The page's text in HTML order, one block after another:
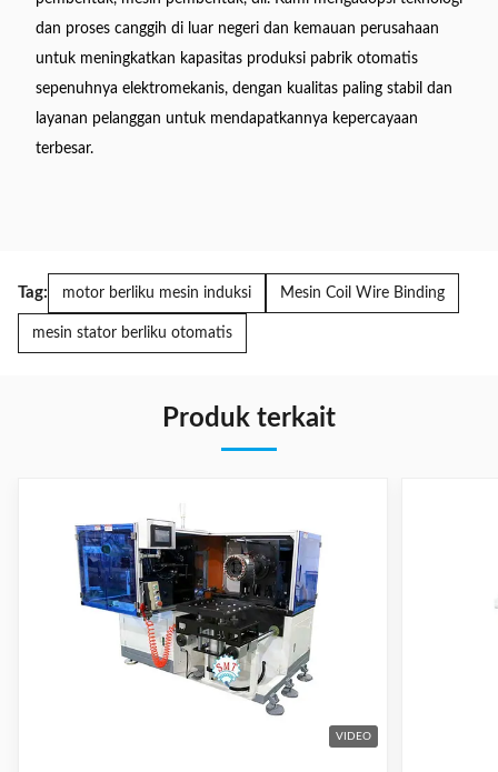
dan proses canggih di luar negeri dan kemauan perusahaan
untuk meningkatkan kapasitas produksi pabrik otomatis
sepenuhnya elektromekanis, dengan kualitas paling stabil dan
layanan pelanggan untuk mendapatkannya kepercayaan
terbesar.
Tag: motor berliku mesin induksi Mesin Coil Wire Binding
mesin stator berliku otomatis
Produk terkait
VIDEO